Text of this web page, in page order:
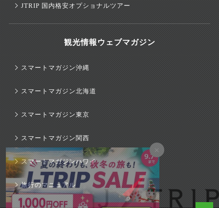
×
JTRIP 国内格安オプショナルツアー
観光情報ウェブマガジン
スマートマガジン沖縄
スマートマガジン北海道
スマートマガジン東京
スマートマガジン関西
スマートマガジンハワイ
旅行のマニュアル